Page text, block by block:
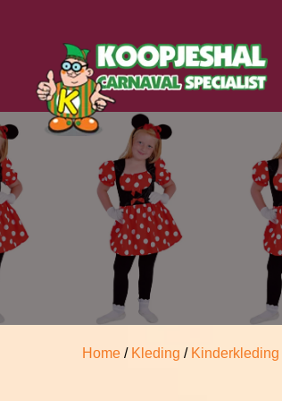
Home / Kleding / Kinderkleding